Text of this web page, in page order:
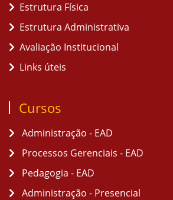
Estrutura Física
Estrutura Administrativa
Avaliação Institucional
Links úteis
Cursos
Administração - EAD
Processos Gerenciais - EAD
Pedagogia - EAD
Administração - Presencial